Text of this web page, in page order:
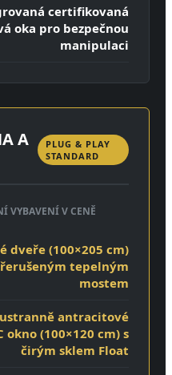
certifikovaná
oka pro bezpečnou
manipulaci
A
PLUG & PLAY
STANDARD
VYBAVENÍ V CENĚ
dveře (100×205 cm)
tepelným
mostem
antracitové
okno (100×120 cm) s
čirým sklem Float